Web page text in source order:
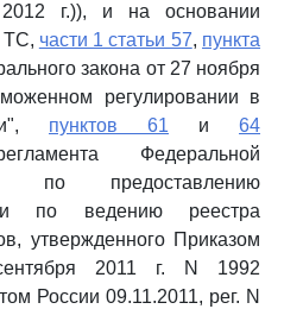
г.)), и на основании
части 1 статьи 57, пункта
закона от 27 ноября
регулировании в
пунктов 61 и 64
Федеральной
по предоставлению
по ведению реестра
утвержденного Приказом
2011 г. N 1992
России 09.11.2011, рег. N